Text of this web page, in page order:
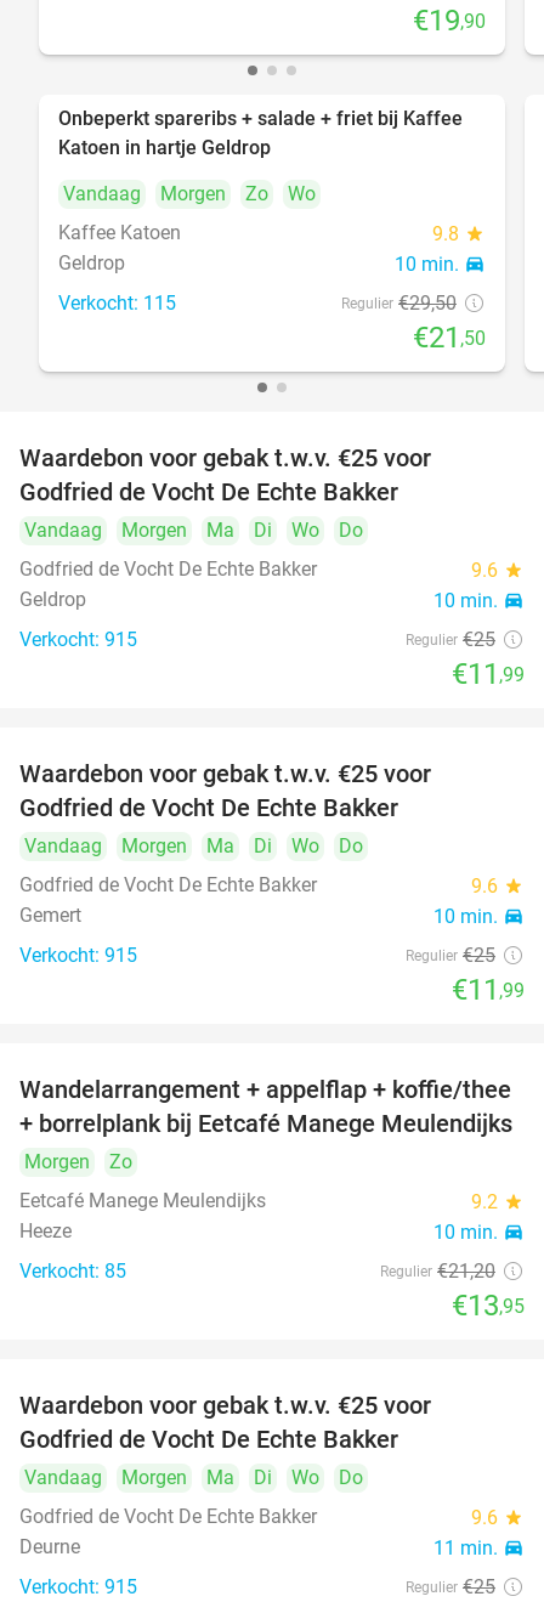
€19,90
27%
Onbeperkt spareribs + salade + friet bij Kaffee
Katoen in hartje Geldrop
Vandaag
Morgen Zo
Wo
Kaffee Katoen
9.8 star
Geldrop 10 min. directions_car
Verkocht: 115 Regulier €29,50
€21 ,50
Waardebon voor gebak t.w.v. €25 voor
Godfried de Vocht De Echte Bakker
Vandaag Morgen Ma Di Wo
Do
Godfried de Vocht De Echte Bakker
9.6 star
Geldrop 10 min. directions_car
Verkocht: 915 Regulier €25
€11 ,99
Waardebon voor gebak t.w.v. €25 voor
Godfried de Vocht De Echte Bakker
Vandaag Morgen Ma Di Wo
Do
Godfried de Vocht De Echte Bakker
9.6 star
Gemert 10 min. directions_car
Verkocht: 915 Regulier €25
€11 ,99
34%
Wandelarrangement + appelflap + koffie/thee
+ borrelplank bij Eetcafé Manege Meulendijks
Morgen
Zo
Eetcafé Manege Meulendijks
9.2 star
Heeze 10 min. directions_car
Verkocht: 85 Regulier €21,20
€13,95
Waardebon voor gebak t.w.v. €25 voor
Godfried de Vocht De Echte Bakker
Vandaag Morgen Ma Di Wo
Do
Godfried de Vocht De Echte Bakker
9.6 star
Deurne 11 min. directions_car
Verkocht: 915 Regulier €25